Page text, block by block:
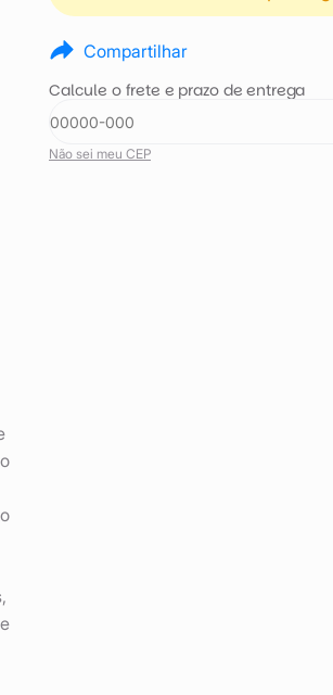
Compartilhar
Calcule o frete e prazo de entrega
Não sei meu CEP